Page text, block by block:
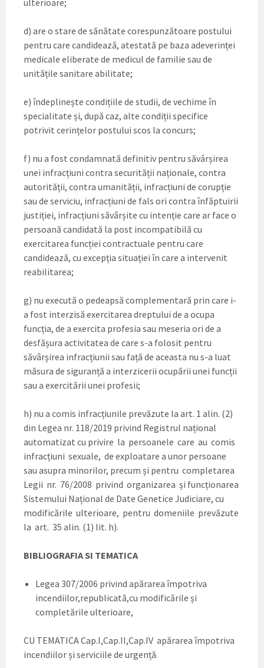
ulterioare;
d) are o stare de sănătate corespunzătoare postului
pentru care candidează, atestată pe baza adeverinței
medicale eliberate de medicul de familie sau de
unitățile sanitare abilitate;
e) îndeplinește condițiile de studii, de vechime în
specialitate și, după caz, alte condiții specifice
potrivit cerințelor postului scos la concurs;
f) nu a fost condamnată definitiv pentru săvârșirea
unei infracțiuni contra securității naționale, contra
autorității, contra umanității, infracțiuni de corupție
sau de serviciu, infracțiuni de fals ori contra înfăptuirii
justiției, infracțiuni săvârșite cu intenție care ar face o
persoană candidată la post incompatibilă cu
exercitarea funcției contractuale pentru care
candidează, cu excepția situației în care a intervenit
reabilitarea;
g) nu execută o pedeapsă complementară prin care i-
a fost interzisă exercitarea dreptului de a ocupa
funcția, de a exercita profesia sau meseria ori de a
desfășura activitatea de care s-a folosit pentru
săvârșirea infracțiunii sau față de aceasta nu s-a luat
măsura de siguranță a interzicerii ocupării unei funcții
sau a exercitării unei profesii;
h) nu a comis infracțiunile prevăzute la art. 1 alin. (2)
din Legea nr. 118/2019 privind Registrul național
automatizat cu privire la persoanele care au comis
infracțiuni sexuale, de exploatare a unor persoane
sau asupra minorilor, precum și pentru completarea
Legii nr. 76/2008 privind organizarea și funcționarea
Sistemului Național de Date Genetice Judiciare, cu
modificările ulterioare, pentru domeniile prevăzute
la art. 35 alin. (1) lit. h).
BIBLIOGRAFIA SI TEMATICA
Legea 307/2006 privind apărarea împotriva
incendiilor,republicată,cu modificările și
completările ulterioare,
CU TEMATICA Cap.I,Cap.II,Cap.IV apărarea împotriva
incendiilor și serviciile de urgență.